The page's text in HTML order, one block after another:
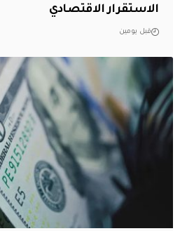
الاستقرار الاقتصادي
قبل يومين